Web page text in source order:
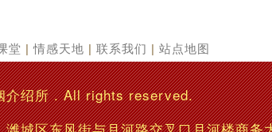
堂 | 情感天地 | 联系我们 | 站点地图
介绍所. All rights reserved.